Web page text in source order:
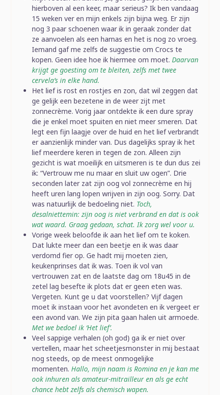
hierboven al een keer, maar serieus? Ik ben vandaag
15 weken ver en mijn enkels zijn bijna weg. Er zijn
nog 3 paar schoenen waar ik in geraak zonder dat
ze aanvoelen als een harnas en het is nog zo vroeg.
Iemand gaf me zelfs de suggestie om Crocs te
kopen. Geen idee hoe ik hiermee om moet. Daarvan
krijgt ge goesting om te bleiten, zelfs met twee
cervela’s in elke hand.
Het lief is rost en rostjes en zon, dat wil zeggen dat
ge gelijk een bezetene in de weer zijt met
zonnecrème. Vorig jaar ontdekte ik een dure spray
die je enkel moet spuiten en niet meer smeren. Dat
legt een fijn laagje over de huid en het lief verbrandt
er aanzienlijk minder van. Dus dagelijks spray ik het
lief meerdere keren in tegen de zon. Alleen zijn
gezicht is wat moeilijk en uitsmeren is te dun dus zei
ik: “Vertrouw me nu maar en sluit uw ogen”. Drie
seconden later zat zijn oog vol zonnecrème en hij
heeft uren lang lopen wrijven in zijn oog. Sorry. Dat
was natuurlijk de bedoeling niet. Toch,
desalniettemin: zijn oog is niet verbrand en dat is ook
wat waard. Graag gedaan, schat. Ik zorg wel voor u.
Vorige week beloofde ik aan het lief om te koken.
Dat lukte meer dan een beetje en ik was daar
verdomd fier op. Ge hadt mij moeten zien,
keukenprinses dat ik was. Toen ik vol van
vertrouwen zat en de laatste dag om 18u45 in de
zetel lag besefte ik plots dat er geen eten was.
Vergeten. Kunt ge u dat voorstellen? Vijf dagen
moet ik instaan voor het avondeten en ik vergeet er
een avond van. We zijn pita gaan halen uit armoede.
Met we bedoel ik ‘Het lief’.
Veel sappige verhalen (oh god) ga ik er niet over
vertellen, maar het scheetjesmonster in mij bestaat
nog steeds, op de meest onmogelijke
momenten. Hallo, mijn naam is Romina en je kan me
ook inhuren als amateur-mitrailleur en als ge echt
chance hebt zelfs als chemisch wapen.